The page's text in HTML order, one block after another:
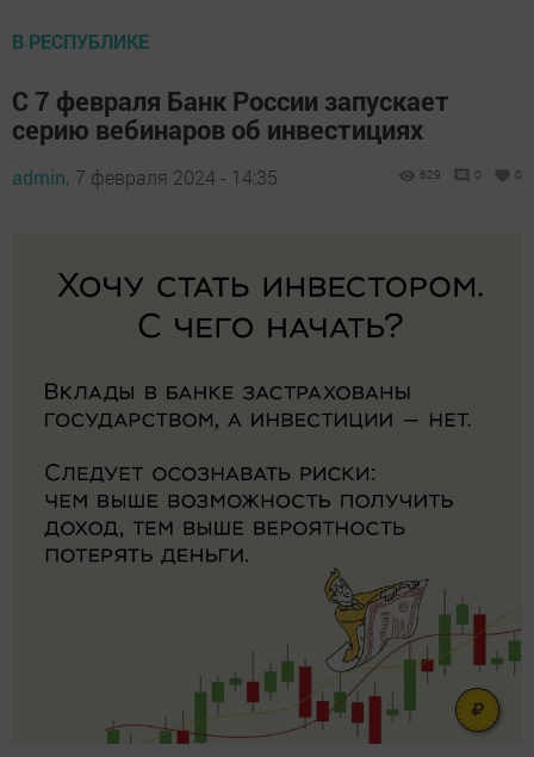
В РЕСПУБЛИКЕ
С 7 февраля Банк России запускает
серию вебинаров об инвестициях
admin, 7 февраля 2024 - 14:35 629 0 0